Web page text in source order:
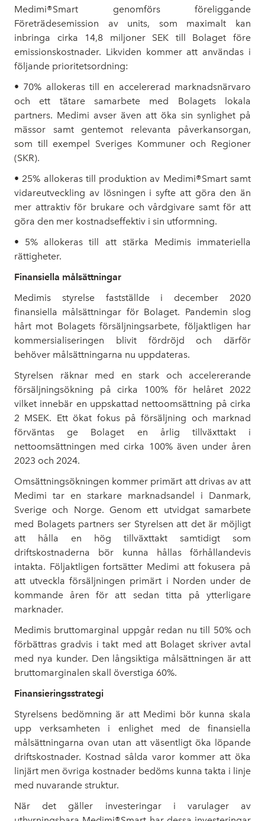
Medimi®Smart genomförs föreliggande
Företrädesemission av units, som maximalt kan
inbringa cirka 14,8 miljoner SEK till Bolaget före
emissionskostnader. Likviden kommer att användas i
följande prioritetsordning:
• 70% allokeras till en accelererad marknadsnärvaro
och ett tätare samarbete med Bolagets lokala
partners. Medimi avser även att öka sin synlighet på
mässor samt gentemot relevanta påverkansorgan,
som till exempel Sveriges Kommuner och Regioner
(SKR).
• 25% allokeras till produktion av Medimi®Smart samt
vidareutveckling av lösningen i syfte att göra den än
mer attraktiv för brukare och vårdgivare samt för att
göra den mer kostnadseffektiv i sin utformning.
• 5% allokeras till att stärka Medimis immateriella
rättigheter.
Finansiella målsättningar
Medimis styrelse fastställde i december 2020
finansiella målsättningar för Bolaget. Pandemin slog
hårt mot Bolagets försäljningsarbete, följaktligen har
kommersialiseringen blivit fördröjd och därför
behöver målsättningarna nu uppdateras.
Styrelsen räknar med en stark och accelererande
försäljningsökning på cirka 100% för helåret 2022
vilket innebär en uppskattad nettoomsättning på cirka
2 MSEK. Ett ökat fokus på försäljning och marknad
förväntas ge Bolaget en årlig tillväxttakt i
nettoomsättningen med cirka 100% även under åren
2023 och 2024.
Omsättningsökningen kommer primärt att drivas av att
Medimi tar en starkare marknadsandel i Danmark,
Sverige och Norge. Genom ett utvidgat samarbete
med Bolagets partners ser Styrelsen att det är möjligt
att hålla en hög tillväxttakt samtidigt som
driftskostnaderna bör kunna hållas förhållandevis
intakta. Följaktligen fortsätter Medimi att fokusera på
att utveckla försäljningen primärt i Norden under de
kommande åren för att sedan titta på ytterligare
marknader.
Medimis bruttomarginal uppgår redan nu till 50% och
förbättras gradvis i takt med att Bolaget skriver avtal
med nya kunder. Den långsiktiga målsättningen är att
bruttomarginalen skall överstiga 60%.
Finansieringsstrategi
Styrelsens bedömning är att Medimi bör kunna skala
upp verksamheten i enlighet med de finansiella
målsättningarna ovan utan att väsentligt öka löpande
driftskostnader. Kostnad sålda varor kommer att öka
linjärt men övriga kostnader bedöms kunna takta i linje
med nuvarande struktur.
När det gäller investeringar i varulager av